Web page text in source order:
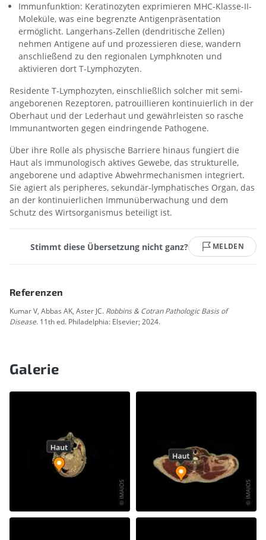
Immunfunktion: Keratinozyten exprimieren MHC-Klasse-II-
Moleküle, was eine begrenzte Antigenpräsentation
ermöglicht. Langerhans-Zellen (dendritische Zellen)
nehmen Antigene auf und prozessieren diese, wandern
anschließend zu den regionalen Lymphknoten und
aktivieren dort T-Lymphozyten.
Residente T-Lymphozyten, einschließlich solcher mit semi-
angeborenen Rezeptoren, patrouillieren kontinuierlich in der
Oberhaut und der Lederhaut und gewährleisten so rasche
Immunantworten gegen eindringende Pathogene.
Über ihre Rolle als physische Barriere hinaus fungiert die
Haut als immunologisch aktives Gewebe, das strukturelle,
angeborene und adaptive Abwehrmechanismen integriert.
Sie agiert als peripheres, sekundär-lymphatisches Organ, das
an der kontinuierlichen Immunüberwachung und dem
Schutz des Wirtsorganismus beteiligt ist.
Stimmt diese Übersetzung nicht ganz? MELDEN
Referenzen
Kumar V, Abbas AK, Aster JC. Robbins & Cotran Pathologic Basis of
Disease. 11th ed. Philadelphia: Elsevier; 2024.
Galerie